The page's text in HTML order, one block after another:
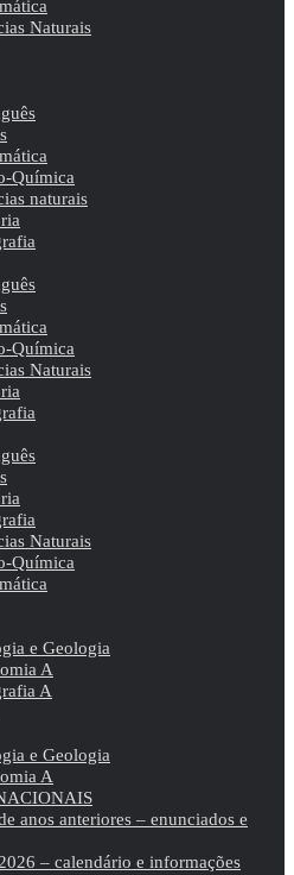
Naturais
Química
naturais
Química
Naturais
Naturais
Química
e Geologia
A
A
e Geologia
A
anos anteriores – enunciados e
– calendário e informações